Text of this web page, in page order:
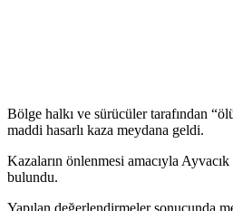
Bölge halkı ve sürücüler tarafından
maddi hasarlı kaza meydana geldi.
Kazaların önlenmesi amacıyla
bulundu.